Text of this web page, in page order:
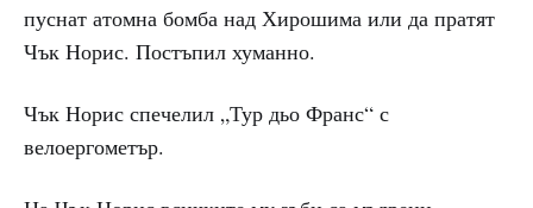
пуснат атомна бомба над Хирошима или да пратят
Чък Норис. Постъпил хуманно.
Чък Норис спечелил „Тур дьо Франс“ с
велоергометър.